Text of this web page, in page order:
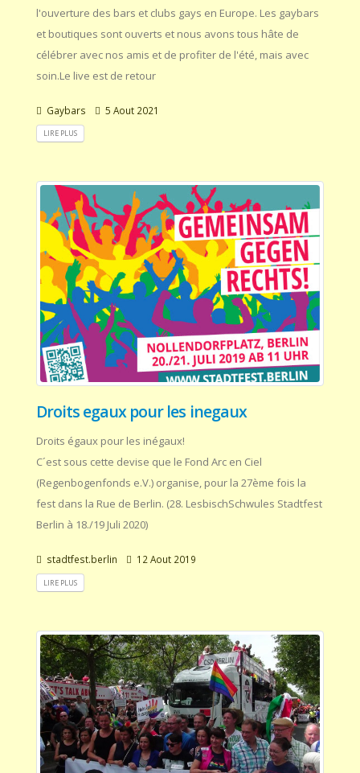
l'ouverture des bars et clubs gays en Europe. Les gaybars
et boutiques sont ouverts et nous avons tous hâte de
célébrer avec nos amis et de profiter de l'été, mais avec
soin.Le live est de retour
Gaybars 5 Aout 2021
LIRE PLUS
Droits egaux pour les inegaux
Droits égaux pour les inégaux!
C´est sous cette devise que le Fond Arc en Ciel
(Regenbogenfonds e.V.) organise, pour la 27ème fois la
fest dans la Rue de Berlin. (28. LesbischSchwules Stadtfest
Berlin à 18./19 Juli 2020)
stadtfest.berlin 12 Aout 2019
LIRE PLUS